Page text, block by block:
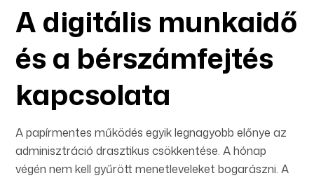
A digitális munkaidő
és a bérszámfejtés
kapcsolata
A papírmentes működés egyik legnagyobb előnye az
adminisztráció drasztikus csökkentése. A hónap
végén nem kell gyűrött menetleveleket bogarászni. A